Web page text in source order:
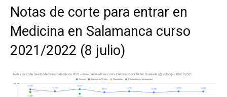
Notas de corte para entrar en
Medicina en Salamanca curso
2021/2022 (8 julio)